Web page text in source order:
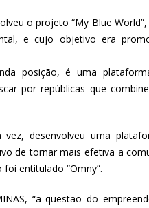
o projeto “My Blue
e cujo objetivo era
posição, é uma
por repúblicas que
desenvolveu uma
de tornar mais efetiva a
entitulado “Omny”.
“a questão do